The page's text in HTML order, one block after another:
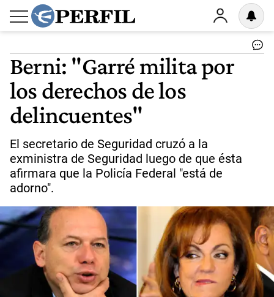
Berni: "Garré milita por
los derechos de los
delincuentes"
El secretario de Seguridad cruzó a la
exministra de Seguridad luego de que ésta
afirmara que la Policía Federal "está de
adorno".